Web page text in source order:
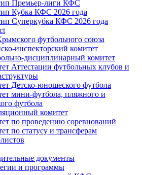
Премьер-лиги КФС
Кубка КФС 2026 года
Суперкубка КФС 2026 года
футбольного союза
инспекторский комитет
дисциплинарный комитет
Аттестации футбольных клубов и
Детско-юношеского футбола
мини-футбола, пляжного и
футбола
комитет
по проведению соревнований
по статусу и трансферам
документы
и программы